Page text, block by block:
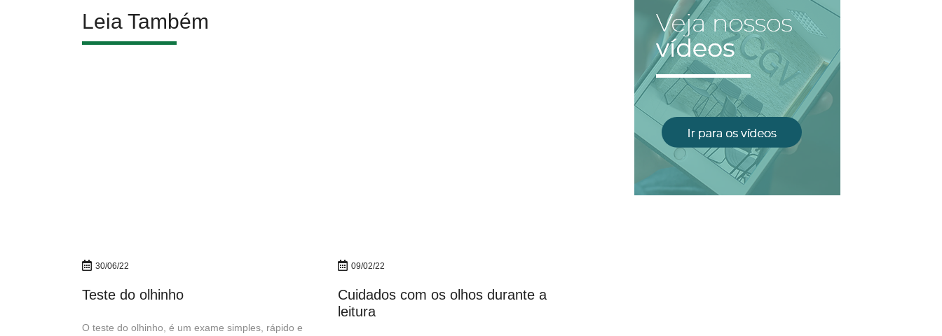
Leia Também
30/06/22
Teste do olhinho
O teste do olhinho, é um exame simples, rápido e
09/02/22
Cuidados com os olhos durante a
leitura